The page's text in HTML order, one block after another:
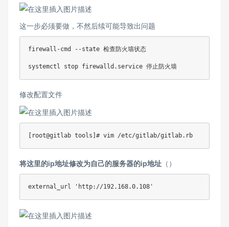
这一步必须要做，不然后续可能导致出问题
firewall-cmd --state 检查防火墙状态
修改配置文件
将这里的ip地址修改为自己的服务器的ip地址 （）